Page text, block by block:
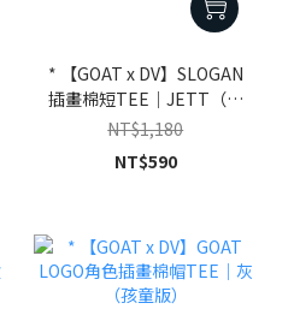
* 【GOAT x DV】SLOGAN
插畫棉短TEE｜JETT（孩
童版）
NT$1,180
NT$590